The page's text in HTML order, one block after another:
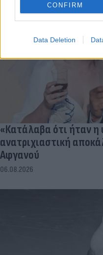
CONFIRM
Data Deletion
«Κατάλαβα ότι ήταν η
ανατριχιαστική
Αφγανού
06.08.2026